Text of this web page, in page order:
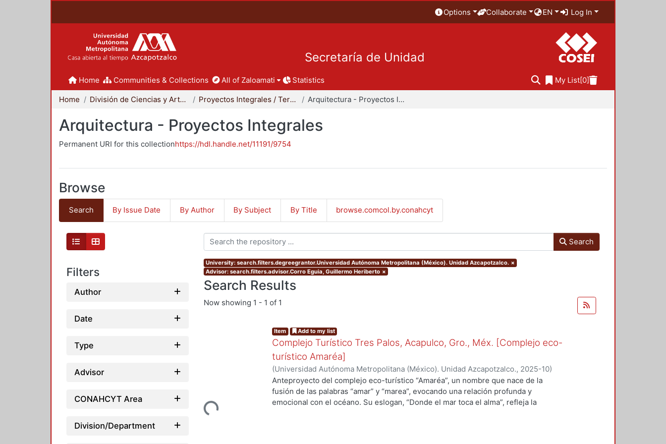
Options Collaborate EN Log In
Secretaría de Unidad
Home Communities & Collections All of Zaloamati Statistics My List[0]
Home División de Ciencias y Artes para el Diseño Proyectos Integrales / Terminales - Licenciatura Arquitectura - Proyectos Integrales
Arquitectura - Proyectos Integrales
Permanent URI for this collectionhttps://hdl.handle.net/11191/9754
Browse
Search By Issue Date By Author By Subject By Title browse.comcol.by.conahcyt
Filters
Author
Date
Type
Advisor
CONAHCYT Area
Division/Department
Search
University: search.filters.degreegrantor.Universidad Autónoma Metropolitana (México). Unidad Azcapotzalco. ×
Advisor: search.filters.advisor.Corro Eguia, Guillermo Heriberto ×
Search Results
Now showing 1 - 1 of 1
Loading...
Item Add to my list
Complejo Turístico Tres Palos, Acapulco, Gro., Méx. [Complejo eco-
turístico Amaréa]
(Universidad Autónoma Metropolitana (México). Unidad Azcapotzalco., 2025-10)
Rios Román, Vicenteño
Anteproyecto del complejo eco-turístico “Amaréa”, un nombre que nace de la
fusión de las palabras “amar” y “marea”, evocando una relación profunda y
emocional con el océano. Su eslogan, “Donde el mar toca el alma”, refleja la